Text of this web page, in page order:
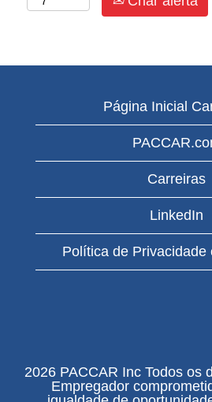
Página Inicial
Carreiras
LinkedIn
Política de Privacidade
2026 PACCAR Inc Todos os
Empregador